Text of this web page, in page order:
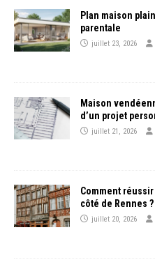
Plan maison
parentale
juillet 23, 2026
Maison
d’un projet
juillet 21, 2026
Comment
côté de Rennes ?
juillet 20, 2026